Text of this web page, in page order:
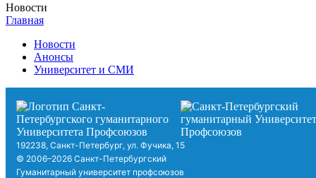
Новости
Главная
Новости
Анонсы
Университет и СМИ
192238, Санкт-Петербург, ул. Фучика, 15
© 2006–2026 Санкт-Петербургский
Гуманитарный университет профсоюзов